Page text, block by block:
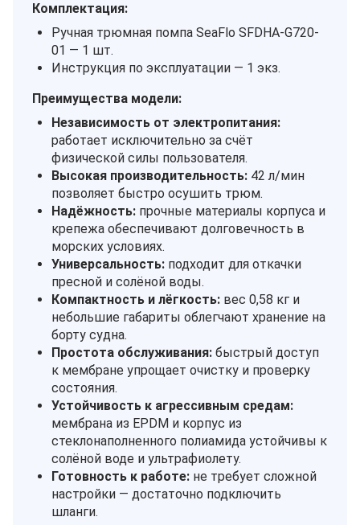
Комплектация:
Ручная трюмная помпа SeaFlo SFDHA-G720-
01 — 1 шт.
Инструкция по эксплуатации — 1 экз.
Преимущества модели:
Независимость от электропитания:
работает исключительно за счёт
физической силы пользователя.
Высокая производительность: 42 л/мин
позволяет быстро осушить трюм.
Надёжность: прочные материалы корпуса и
крепежа обеспечивают долговечность в
морских условиях.
Универсальность: подходит для откачки
пресной и солёной воды.
Компактность и лёгкость: вес 0,58 кг и
небольшие габариты облегчают хранение на
борту судна.
Простота обслуживания: быстрый доступ
к мембране упрощает очистку и проверку
состояния.
Устойчивость к агрессивным средам:
мембрана из EPDM и корпус из
стеклонаполненного полиамида устойчивы к
солёной воде и ультрафиолету.
Готовность к работе: не требует сложной
настройки — достаточно подключить
шланги.